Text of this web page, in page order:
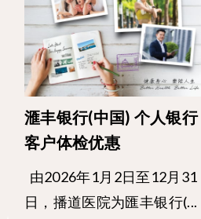
滙丰银行(中国) 个人银行
客户体检优惠
由2026年1月2日至12月31
日，播道医院为匯丰银行(...